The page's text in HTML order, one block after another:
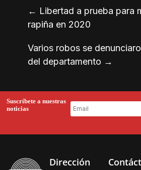
← Libertad a prueba para
rapiña en 2020
Varios robos se
del departamento →
Suscríbete a nuestras
noticias
Dirección